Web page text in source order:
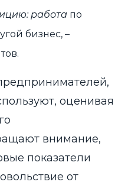
работа по
бизнес, –
оценивая
внимание,
показатели
от